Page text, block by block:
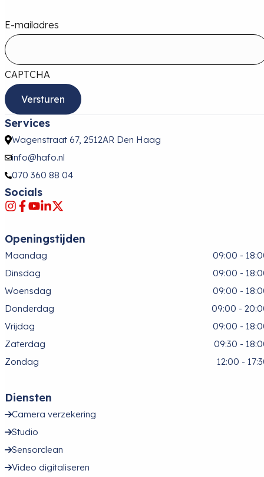
E-mailadres
CAPTCHA
Services
Wagenstraat 67, 2512AR Den Haag
info@hafo.nl
070 360 88 04
Socials
Openingstijden
Maandag
09:00 -
Dinsdag
09:00 -
Woensdag
09:00 -
Donderdag
09:00 -
Vrijdag
09:00 -
Zaterdag
09:30 -
Zondag
12:00 -
Diensten
Camera verzekering
Studio
Sensorclean
Video digitaliseren